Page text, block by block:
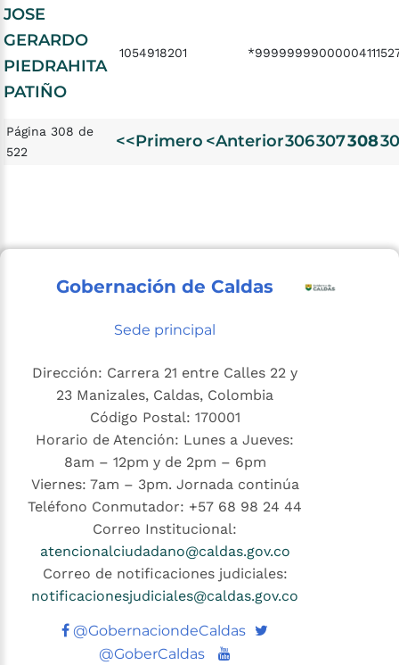
JOSE
GERARDO
PIEDRAHITA
PATIÑO
1054918201
Página 308 de
522
<<Primero <Anterior306307308
Gobernación de Caldas
Sede principal
Dirección: Carrera 21 entre Calles 22 y
23 Manizales, Caldas, Colombia
Código Postal: 170001
Horario de Atención: Lunes a Jueves:
8am – 12pm y de 2pm – 6pm
Viernes: 7am – 3pm. Jornada continúa
Teléfono Conmutador: +57 68 98 24 44
Correo Institucional:
atencionalciudadano@caldas.gov.co
Correo de notificaciones judiciales:
notificacionesjudiciales@caldas.gov.co
@GobernaciondeCaldas Twitter
@GoberCaldas
Youtube